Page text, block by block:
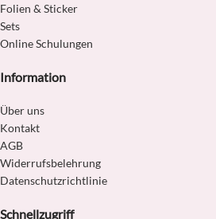
Folien & Sticker
Sets
Online Schulungen
Information
Über uns
Kontakt
AGB
Widerrufsbelehrung
Datenschutzrichtlinie
Schnellzugriff